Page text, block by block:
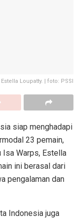
Loupatty. | foto: PSSI
siap menghadapi
23 pemain,
Isa Warps, Estella
ini berasal dari
pengalaman dan
Indonesia juga